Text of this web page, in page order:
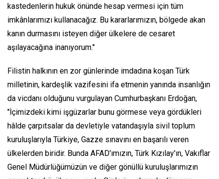
kastedenlerin hukuk önünde hesap vermesi için tüm
imkânlarımızı kullanacağız. Bu kararlarımızın, bölgede akan
kanın durmasını isteyen diğer ülkelere de cesaret
aşılayacağına inanıyorum."
Filistin halkının en zor günlerinde imdadına koşan Türk
milletinin, kardeşlik vazifesini ifa etmenin yanında insanlığın
da vicdanı olduğunu vurgulayan Cumhurbaşkanı Erdoğan,
"İçimizdeki kimi işgüzarlar bunu görmese veya gördükleri
hâlde çarpıtsalar da devletiyle vatandaşıyla sivil toplum
kuruluşlarıyla Türkiye, Gazze sınavını en başarılı veren
ülkelerden biridir. Bunda AFAD'ımızın, Türk Kızılay'ın, Vakıflar
Genel Müdürlüğümüzün ve diğer gönüllü kuruluşlarımızın